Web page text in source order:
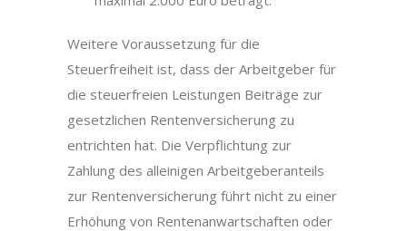
Weitere Voraussetzung für die
Steuerfreiheit ist, dass der Arbeitgeber für
die steuerfreien Leistungen Beiträge zur
gesetzlichen Rentenversicherung zu
entrichten hat. Die Verpflichtung zur
Zahlung des alleinigen Arbeitgeberanteils
zur Rentenversicherung führt nicht zu einer
Erhöhung von Rentenanwartschaften oder